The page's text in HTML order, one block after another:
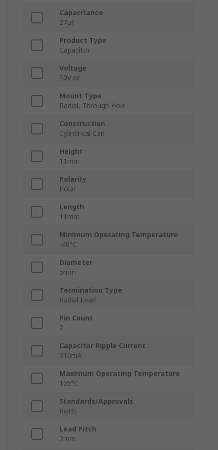
Capacitance
27μF
Product Type
Capacitor
Voltage
50V dc
Mount Type
Radial, Through Hole
Construction
Cylindrical Can
Height
11mm
Polarity
Polar
Length
11mm
Minimum Operating Temperature
-40°C
Diameter
5mm
Termination Type
Radial Lead
Pin Count
2
Capacitor Ripple Current
310mA
Maximum Operating Temperature
105°C
Standards/Approvals
RoHS
Lead Pitch
2mm